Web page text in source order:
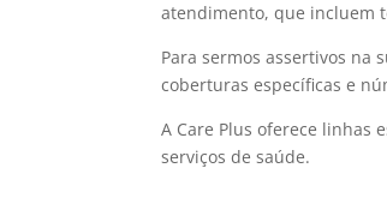
atendimento, que incluem
Para sermos assertivos na
coberturas específicas e
A Care Plus oferece linhas
serviços de saúde.